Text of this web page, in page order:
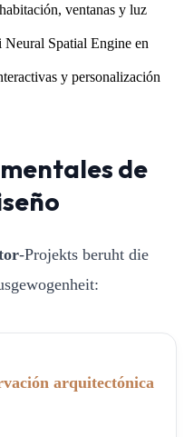
ventanas y luz
Spatial Engine en
y personalización
de
-Projekts beruht die
arquitectónica